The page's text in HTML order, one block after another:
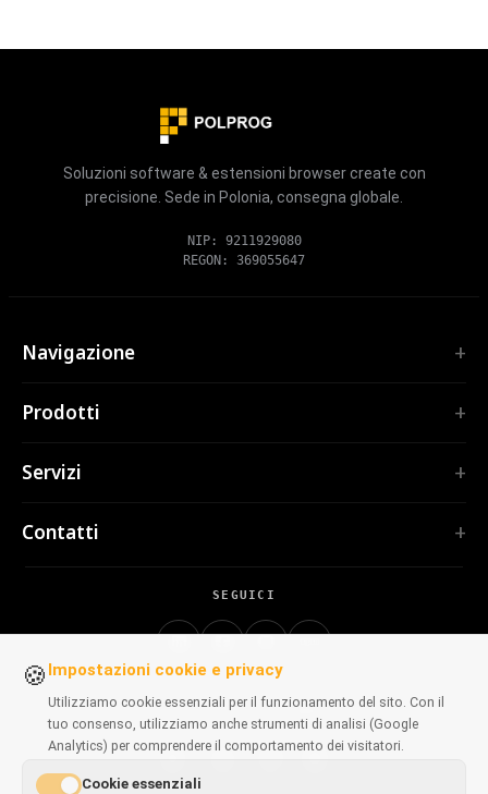
Soluzioni software & estensioni browser create con
precisione. Sede in Polonia, consegna globale.
NIP: 9211929080
REGON: 369055647
SEGUICI
DISPONIBILI SUI BROWSER
ChromeFirefox
Navigazione
Servizi
Strumenti IA
Frontend
Strumenti di sviluppo
Tutti gli articoli →
Prodotti
TubePilot
Tutte le estensioni →
CosmoLapse
GuitarAtlas
Tutti i siti web →
Servizi
Applicazioni web
Consulenza IT
Portfolio storico
Contatti
🍪 Impostazioni cookie e privacy
Utilizziamo cookie essenziali per il funzionamento del sito. Con il
tuo consenso, utilizziamo anche strumenti di analisi (Google
Analytics) per comprendere il comportamento dei visitatori.
Cookie essenziali